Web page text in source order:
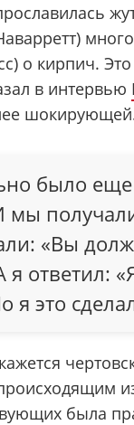
о кирпич.
в интервью
было
мы
«Вы
я ответил:
я это
была